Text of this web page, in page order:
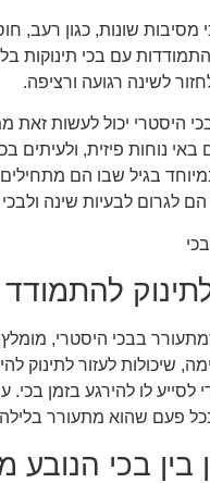
מסיבות שונות, כגון רעב,
עם בכי תינוקות
לשינה רגועה ורציפה.
היסטרי יכול לעשות זאת
נוחות פיזית, ולעיתים
בגיל שבו הם
לגרום לבעיות שינה
בבכי היסטרי,
שיכולות לעזור לתינוק
לסייע לו להירגע בזמן
פעם שהוא מתעורר
בין בכי הנובע